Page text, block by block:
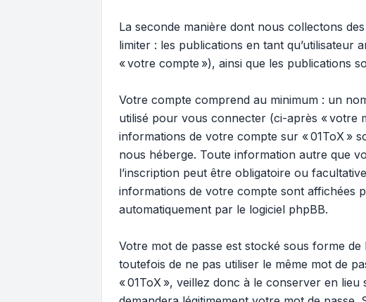
La seconde manière dont nous collectons
limiter : les publications en tant qu’utilisateur
« votre compte »), ainsi que les publications
Votre compte comprend au minimum : un
utilisé pour vous connecter (ci-après « votre
informations de votre compte sur « 01ToX »
nous héberge. Toute information autre que
l’inscription peut être obligatoire ou
informations de votre compte sont affichées
automatiquement par le logiciel phpBB.
Votre mot de passe est stocké sous forme
toutefois de ne pas utiliser le même mot de
« 01ToX », veillez donc à le conserver en